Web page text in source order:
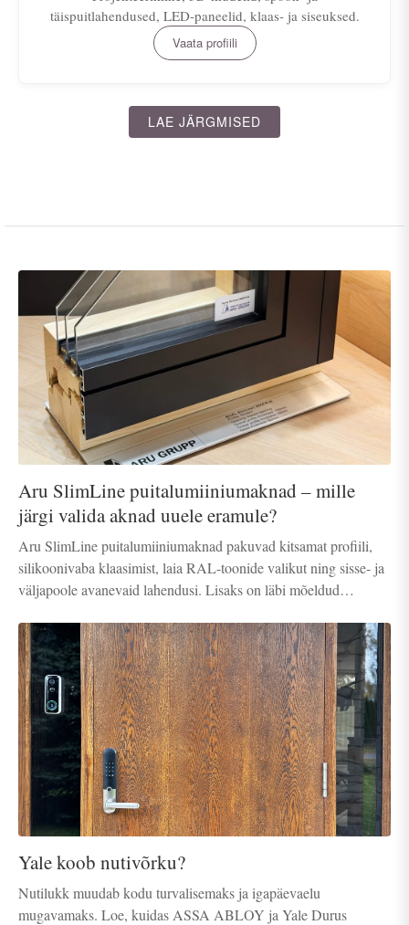
Vaata profiili
täispuitlahendused, LED-paneelid, klaas- ja siseuksed.
LAE JÄRGMISED
Aru SlimLine puitalumiiniumaknad – mille
järgi valida aknad uuele eramule?
Aru SlimLine puitalumiiniumaknad pakuvad kitsamat profiili,
silikoonivaba klaasimist, laia RAL-toonide valikut ning sisse- ja
väljapoole avanevaid lahendusi. Lisaks on läbi mõeldud
raamisisesed aknakatted.
Yale koob nutivõrku?
Nutilukk muudab kodu turvalisemaks ja igapäevaelu
mugavamaks. Loe, kuidas ASSA ABLOY ja Yale Durus